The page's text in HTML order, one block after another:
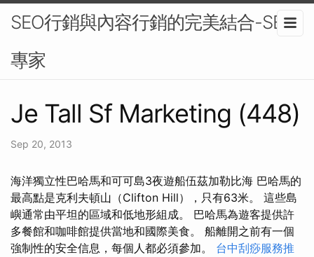
SEO行銷與內容行銷的完美結合-SEO
專家
Je Tall Sf Marketing (448)
Sep 20, 2013
海洋獨立性巴哈馬和可可島3夜遊船伍茲加勒比海 巴哈馬的
最高點是克利夫頓山（Clifton Hill），只有63米。 這些島
嶼通常由平坦的區域和低地形組成。 巴哈馬為遊客提供許
多餐館和咖啡館提供當地和國際美食。 船離開之前有一個
強制性的安全信息，每個人都必須參加。 台中刮痧服務推